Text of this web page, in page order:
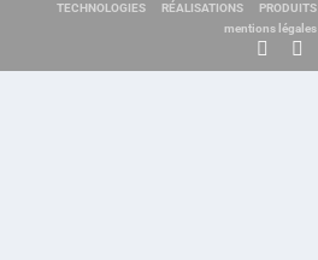
TECHNOLOGIES
RÉALISATIONS PRODUITS
mentions légales